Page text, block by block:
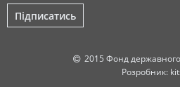
Підписатись
2015 Фонд
Розробник: